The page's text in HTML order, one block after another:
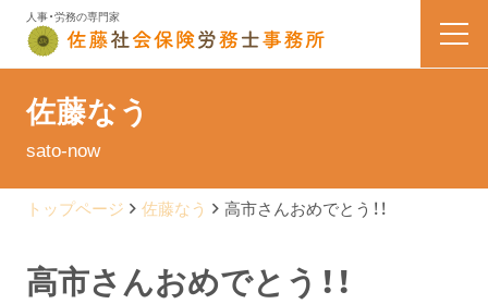
人事・労務の専門家
料金表
佐藤なう
sato-now
トップページ 佐藤なう 高市さんおめでとう！！
高市さんおめでとう！！